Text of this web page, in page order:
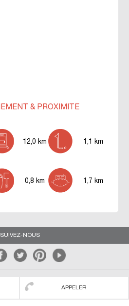
& PROXIMITÉ
12,0 km 1,1 km
0,8 km 1,7 km
APPELER
SUIVEZ-NOUS